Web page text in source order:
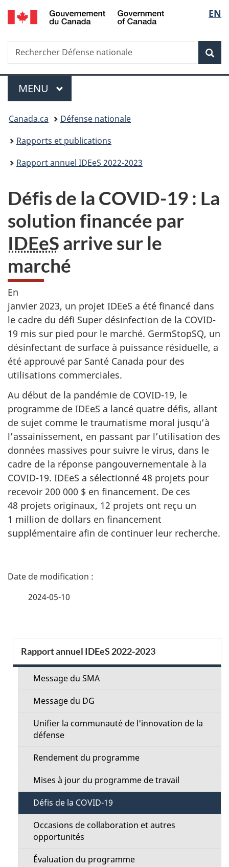
Passer
au
principal
Passer
à
Au
du
Passer
au
de
section
Passer
à
version
simplifiée
de
la
EN
Recherche
Rechercher
Défense
Menu
MENU PRINCIPAL
Vous
êtes
ici :
Canada.ca
Défense nationale
Rapports et publications
Rapport annuel IDEeS 2022-2023
Défis de la COVID-19 : La
solution financée par
IDEeS arrive sur le
marché
En
janvier 2023, un projet IDEeS a été financé dans
le cadre du défi Super désinfection de la COVID-
19 mis sur pied pour le marché. GermStopSQ, un
désinfectant de surface à puissance résiduelle, a
été approuvé par Santé Canada pour des
utilisations commerciales.
Au début de la pandémie de COVID-19, le
programme de IDEeS a lancé quatre défis, allant
de sujet comme le traumatisme moral jusqu’à
l’assainissement, en passant par l’utilisation des
données massives pour suivre le virus, dans le
cadre de la réponse pangouvernementale à la
COVID-19. IDEeS a sélectionné 48 projets pour
recevoir 200 000 $ en financement. De ces
48 projets originaux, 12 projets ont reçu un
1 million de dollars en financement
supplémentaire afin de continuer leur recherche.
D
a
2024-05-10
e
Rapport annuel IDEeS 2022-2023
Message du SMA
Message du DG
Unifier la communauté de l'innovation de la
défense
Rendement du programme
Mises à jour du programme de travail
Défis de la COVID-19
Occasions de collaboration et autres
opportunités
Évaluation du programme